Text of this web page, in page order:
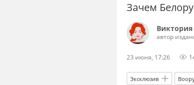
Зачем
Виктория
автор
23 июня, 17:26
Эксклюзив